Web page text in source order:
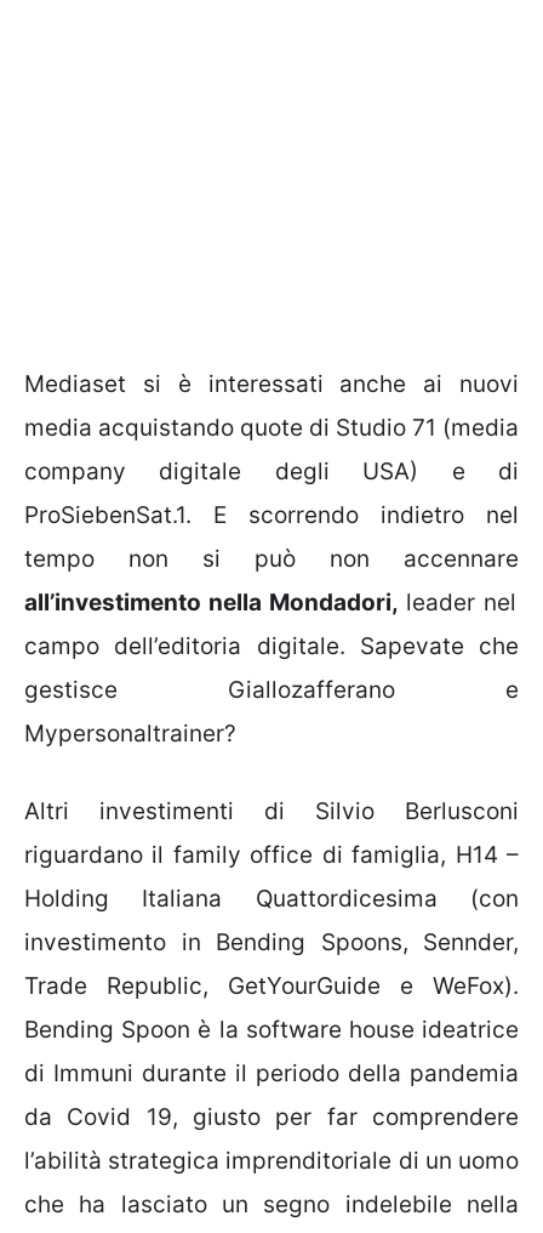
Mediaset si è interessati anche ai nuovi
media acquistando quote di Studio 71 (media
company digitale degli USA) e di
ProSiebenSat.1. E scorrendo indietro nel
tempo non si può non accennare
all’investimento nella Mondadori, leader nel
campo dell’editoria digitale. Sapevate che
gestisce Giallozafferano e
Mypersonaltrainer?
Altri investimenti di Silvio Berlusconi
riguardano il family office di famiglia, H14 –
Holding Italiana Quattordicesima (con
investimento in Bending Spoons, Sennder,
Trade Republic, GetYourGuide e WeFox).
Bending Spoon è la software house ideatrice
di Immuni durante il periodo della pandemia
da Covid 19, giusto per far comprendere
l’abilità strategica imprenditoriale di un uomo
che ha lasciato un segno indelebile nella